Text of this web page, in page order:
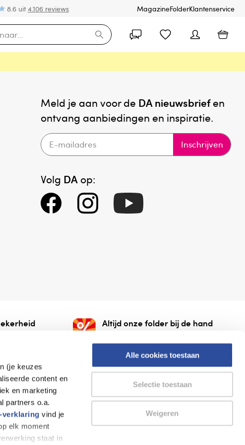
(je keuzes
content en
en marketing
partners o.a.
verklaring vind je
elk moment
staat in
Alle cookies toestaan
Selectie toestaan
Weigeren
8.6 uit4.106 reviews MagazineFolderKlantenservice
Meld je aan voor de DA nieuwsbriefen
ontvang aanbiedingen en inspiratie.
Inschrijven
Volg DA op:
Altijd onze folder bij de hand
AlleFolders.
Thuiswinkel waarborg